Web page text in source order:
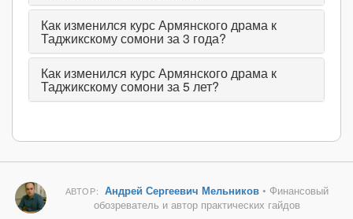
Как изменился курс Армянского драма к
Таджикскому сомони за 3 года?
Как изменился курс Армянского драма к
Таджикскому сомони за 5 лет?
АВТОР: Андрей Сергеевич Мельников• Финансовый
обозреватель и автор практических гайдов